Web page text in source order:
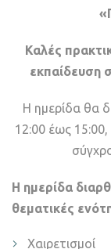
Καλές
εκπαίδευση
Η ημερίδα θα
12:00 έως 15:00,
Η ημερίδα
θεματικές
Χαιρετισμοί